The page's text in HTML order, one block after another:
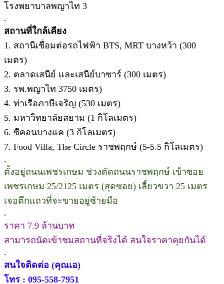
โรงพยาบาลพญาไท 3
.
สถานที่ใกล้เคียง
1. สถานีเชื่อมต่อรถไฟฟ้า BTS, MRT บางหว้า (300
เมตร)
2. ตลาดเสนีย์ และเสนีย์บาซาร์ (300 เมตร)
3. รพ.พญาไท 3750 เมตร)
4. ท่าเรือภาษีเจริญ (530 เมตร)
5. มหาวิทยาลัยสยาม (1 กิโลเมตร)
6. ซีคอนบางแค (3 กิโลเมตร)
7. Food Villa, The Circle ราชพฤกษ์ (5-5.5 กิโลเมตร)
.
ตั้งอยู่ถนนเพชรเกษม ช่วงตัดถนนราชพฤกษ์ เข้าซอย
เพชรเกษม 25/2125 เมตร (สุดซอย) เลี้ยวขวา 25 เมตร
เจอตึกแถวที่จะขายอยู่ซ้ายมือ
.
ราคา 7.9 ล้านบาท
สามารถนัดเข้าชมสถานที่จริงได้ สนใจราคาคุยกันได้
.
สนใจติดต่อ (คุณเอ)
โทร : 095-558-7951